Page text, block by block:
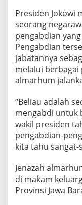
Presiden Jokowi
seorang
pengabdian
Pengabdian
jabatannya
melalui
almarhum
“Beliau adalah
mengabdi untuk
wakil presiden
pengabdian-
kita tahu sangat-
Jenazah
di makam
Provinsi Jawa